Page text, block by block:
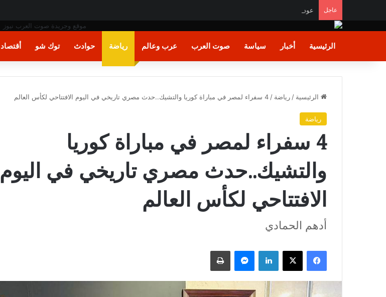
عاجل عودة الأموال السـاخنة.. المستثمرون الأجانب والعرب يضخون 282 مليون دولار في أدوات الدين المصرية
الرئيسية أخبار سياسة صوت العرب عرب وعالم رياضة حوادث توك شو أقتصاد
الرئيسية / رياضة / 4 سفراء لمصر في مباراة كوريا والتشيك..حدث مصري تاريخي في اليوم الافتتاحي لكأس العالم
رياضة
4 سفراء لمصر في مباراة كوريا
والتشيك..حدث مصري تاريخي في اليوم
الافتتاحي لكأس العالم
أدهم الحمادي
فيسبوك X لينكدإن ماسنجر طباعة